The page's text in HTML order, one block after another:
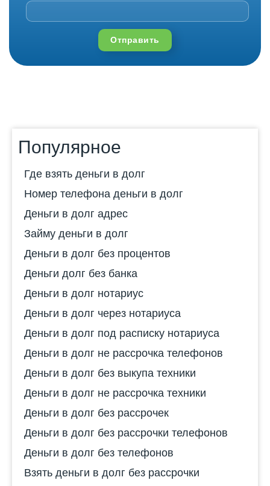
Отправить
Популярное
Где взять деньги в долг
Номер телефона деньги в долг
Деньги в долг адрес
Займу деньги в долг
Деньги в долг без процентов
Деньги долг без банка
Деньги в долг нотариус
Деньги в долг через нотариуса
Деньги в долг под расписку нотариуса
Деньги в долг не рассрочка телефонов
Деньги в долг без выкупа техники
Деньги в долг не рассрочка техники
Деньги в долг без рассрочек
Деньги в долг без рассрочки телефонов
Деньги в долг без телефонов
Взять деньги в долг без рассрочки